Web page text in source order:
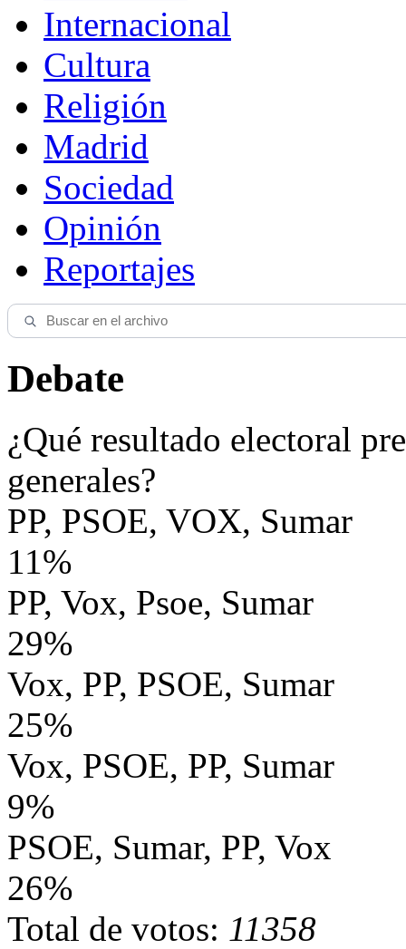
Internacional
Cultura
Religión
Madrid
Sociedad
Opinión
Reportajes
Debate
¿Qué resultado electoral
generales?
PP, PSOE, VOX, Sumar
11%
PP, Vox, Psoe, Sumar
29%
Vox, PP, PSOE, Sumar
25%
Vox, PSOE, PP, Sumar
9%
PSOE, Sumar, PP, Vox
26%
Total de votos: 11358